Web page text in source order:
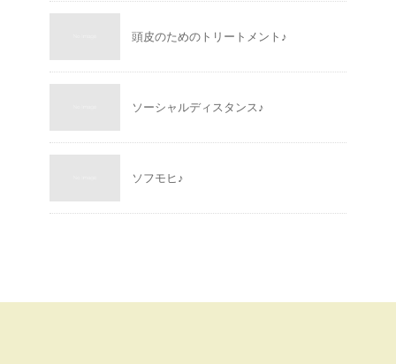
頭皮のためのトリートメント♪
ソーシャルディスタンス♪
ソフモヒ♪